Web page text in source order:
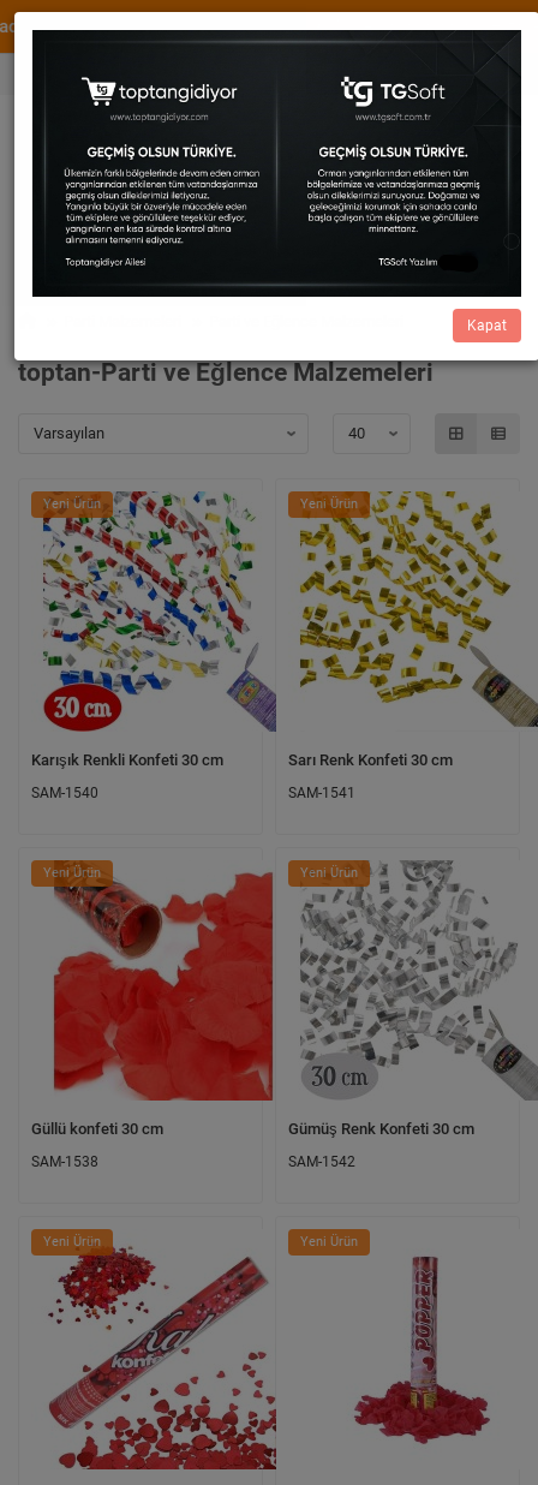
WhatsApp Destek XML ve Dropshipping
Cüzdan
0,00
0536 456 82 73
0533 414 54 29
toptan-Parti ve Eğlence Malzemeleri
Yeni Ürün
Karışık Renkli Konfeti 30 cm
SAM-1540
Yeni Ürün
Sarı Renk Konfeti 30 cm
SAM-1541
Yeni Ürün
Güllü konfeti 30 cm
SAM-1538
Yeni Ürün
Gümüş Renk Konfeti 30 cm
SAM-1542
Yeni Ürün Yeni Ürün
Kapat